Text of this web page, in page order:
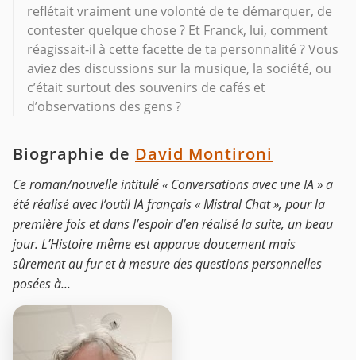
reflétait vraiment une volonté de te démarquer, de
contester quelque chose ? Et Franck, lui, comment
réagissait-il à cette facette de ta personnalité ? Vous
aviez des discussions sur la musique, la société, ou
c’était surtout des souvenirs de cafés et
d’observations des gens ?
Biographie de David Montironi
Ce roman/nouvelle intitulé « Conversations avec une IA » a
été réalisé avec l’outil IA français « Mistral Chat », pour la
première fois et dans l’espoir d’en réalisé la suite, un beau
jour. L’Histoire même est apparue doucement mais
sûrement au fur et à mesure des questions personnelles
posées à...